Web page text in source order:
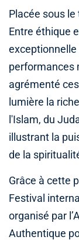
Placée sous
Entre éthique
performances
agrémenté
lumière la
l'Islam, du
illustrant la
de la
Grâce à cette
Festival
organisé par
Authentique